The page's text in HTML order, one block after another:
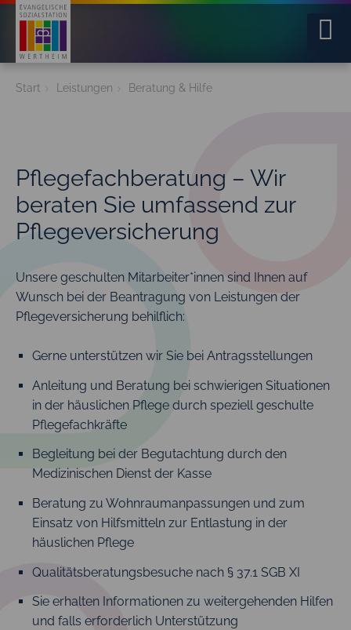
Home
Jobs
Service
Kontakt
Start Leistungen Beratung & Hilfe
Pflegefachberatung – Wir
beraten Sie umfassend zur
Pflegeversicherung
Unsere geschulten Mitarbeiter*innen sind Ihnen auf
Wunsch bei der Beantragung von Leistungen der
Pflegeversicherung behilflich:
Gerne unterstützen wir Sie bei Antragsstellungen
Anleitung und Beratung bei schwierigen Situationen
in der häuslichen Pflege durch speziell geschulte
Pflegefachkräfte
Begleitung bei der Begutachtung durch den
Medizinischen Dienst der Kasse
Beratung zu Wohnraumanpassungen und zum
Einsatz von Hilfsmitteln zur Entlastung in der
häuslichen Pflege
Qualitätsberatungsbesuche nach § 37.1 SGB XI
Sie erhalten Informationen zu weitergehenden Hilfen
und falls erforderlich Unterstützung